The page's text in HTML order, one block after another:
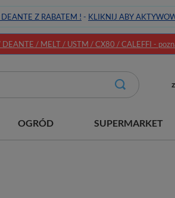
Z RABATEM ! - KLIKNIJ ABY
DEANTE / MELT / USTM / CX80 / CALEFFI -
OGRÓD SUPERMARKET